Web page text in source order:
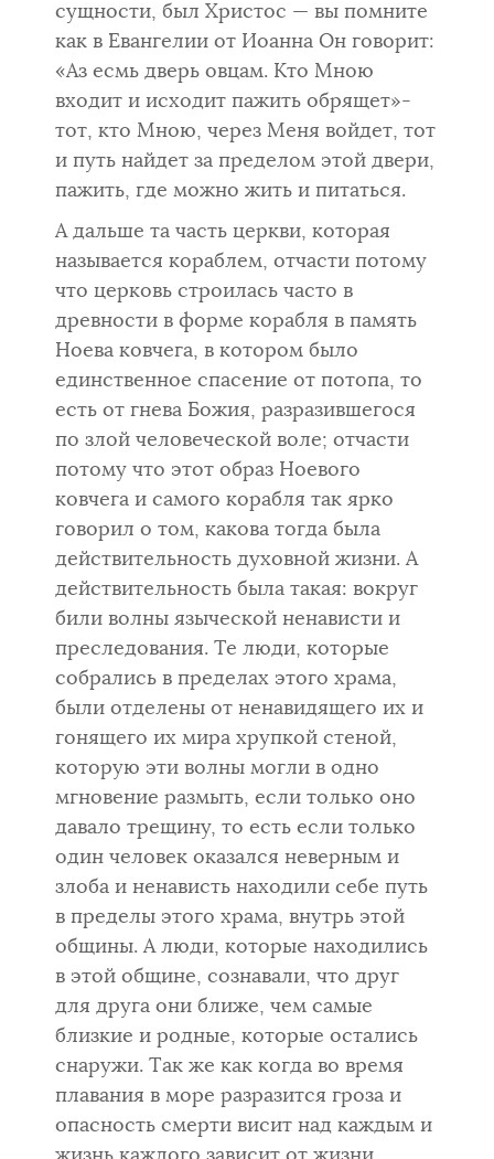
сущности, был Христос — вы помните
как в Евангелии от Иоанна Он говорит:
«Аз есмь дверь овцам. Кто Мною
входит и исходит пажить обрящет»-
тот, кто Мною, через Меня войдет, тот
и путь найдет за пределом этой двери,
пажить, где можно жить и питаться.
А дальше та часть церкви, которая
называется кораблем, отчасти потому
что церковь строилась часто в
древности в форме корабля в память
Ноева ковчега, в котором было
единственное спасение от потопа, то
есть от гнева Божия, разразившегося
по злой человеческой воле; от­части
потому что этот образ Ноевого
ковчега и самого корабля так яр­ко
говорил о том, какова тогда была
действительность духовной жизни. А
действительность была такая: вокруг
били волны языческой ненависти и
преследования. Те люди, которые
собрались в пределах этого храма,
были отделены от ненавидящего их и
гонящего их мира хрупкой стеной,
которую эти волны могли в одно
мгновение размыть, если только оно
давало трещину, то есть если только
один человек оказался неверным и
злоба и ненависть находили себе путь
в пределы этого храма, внутрь этой
общины. А люди, которые находились
в этой общине, сознавали, что друг
для друга они ближе, чем самые
близкие и родные, которые оста­лись
снаружи. Так же как когда во время
плавания в море разразится гроза и
опасность смерти висит над каждым и